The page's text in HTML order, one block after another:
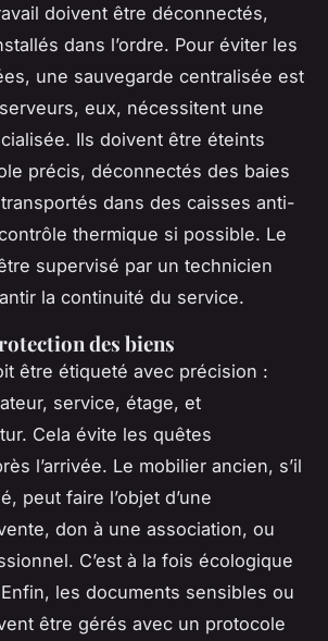
doivent être déconnectés,
dans l’ordre. Pour éviter les
une sauvegarde centralisée est
eux, nécessitent une
Ils doivent être éteints
précis, déconnectés des baies
dans des caisses anti-
thermique si possible. Le
supervisé par un technicien
la continuité du service.
des biens
être étiqueté avec précision :
service, étage, et
Cela évite les quêtes
l’arrivée. Le mobilier ancien, s’il
peut faire l’objet d’une
don à une association, ou
C’est à la fois écologique
les documents sensibles ou
être gérés avec un protocole